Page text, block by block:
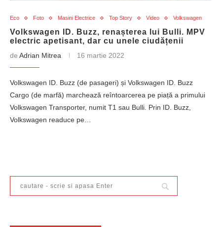
Eco Foto Masini Electrice Top Story Video Volkswagen
Volkswagen ID. Buzz, renașterea lui Bulli. MPV
electric apetisant, dar cu unele ciudățenii
de Adrian Mitrea 16 martie 2022
Volkswagen ID. Buzz (de pasageri) și Volkswagen ID. Buzz
Cargo (de marfă) marchează reîntoarcerea pe piață a primului
Volkswagen Transporter, numit T1 sau Bulli. Prin ID. Buzz,
Volkswagen readuce pe…